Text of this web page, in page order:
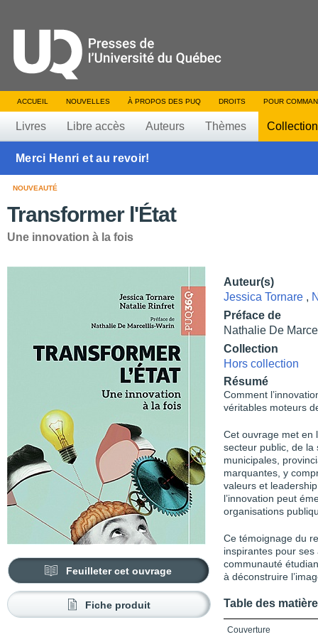
ACCUEIL NOUVELLES À PROPOS DES PUQ DROITS POUR
Livres Libre accès Auteurs Thèmes
Merci Henri et au revoir!
NOUVEAUTÉ
Transformer l'État
Une innovation à la fois
Feuilleter cet ouvrage
Fiche produit
Auteur(s)
Jessica Tornare ,
Préface de
Nathalie De
Collection
Hors collection
Résumé
Comment
véritables moteurs
Cet ouvrage met en
secteur public, de la
municipales,
marquantes, y
valeurs et
l’innovation peut
organisations
Ce témoignage du
inspirantes pour
communauté
à déconstruire
Table des
Couverture